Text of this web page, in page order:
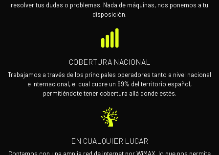
resolver tus dudas o problemas. Nada de máquinas, nos ponemos a tu
disposición.
COBERTURA NACIONAL
Trabajamos a través de los principales operadores tanto a nivel nacional
e internacional, el cual cubre un 99% del territorio español,
permitiéndote tener cobertura allá donde estés.
EN CUALQUIER LUGAR
Contamos con una amplia red de internet por WiMAX, lo que nos permite